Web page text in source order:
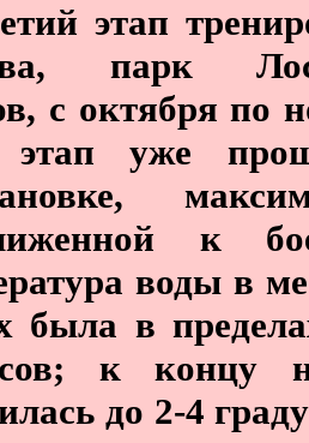
этап
парк
с октября по
этап уже
к
воды в
была в
к концу
до 2-4